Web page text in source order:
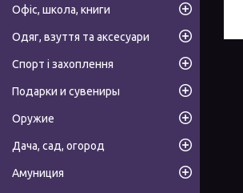
Офіс, школа, книги
Одяг, взуття та аксесуари
Спорт і захоплення
Подарки и сувениры
Оружие
Дача, сад, огород
Амуниция